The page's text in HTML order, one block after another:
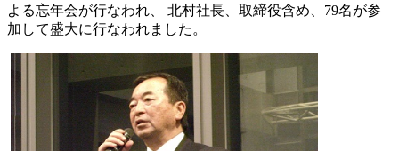
よる忘年会が行なわれ、 北村社長、取締役含め、79名が参
加して盛大に行なわれました。